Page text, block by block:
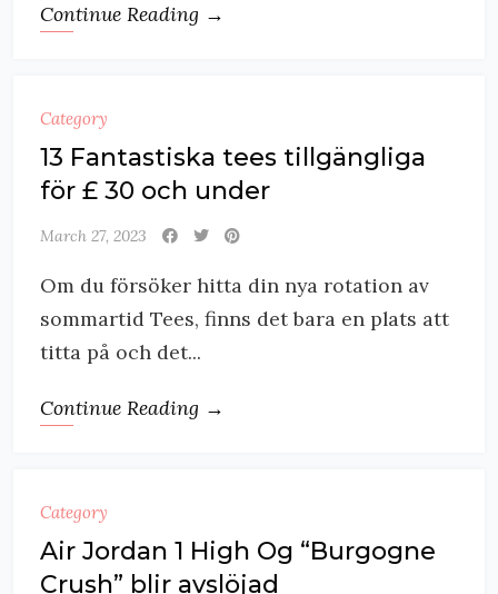
Continue Reading →
Category
13 Fantastiska tees tillgängliga
för £ 30 och under
March 27, 2023
Om du försöker hitta din nya rotation av
sommartid Tees, finns det bara en plats att
titta på och det...
Continue Reading →
Category
Air Jordan 1 High Og “Burgogne
Crush” blir avslöjad